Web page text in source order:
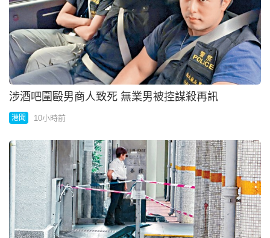
涉酒吧圍毆男商人致死 無業男被控謀殺再訊
港聞 10小時前